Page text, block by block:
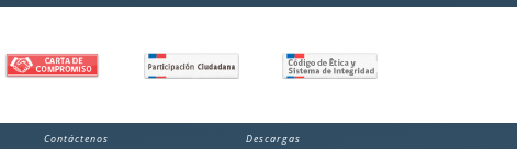
Contáctenos Descargas